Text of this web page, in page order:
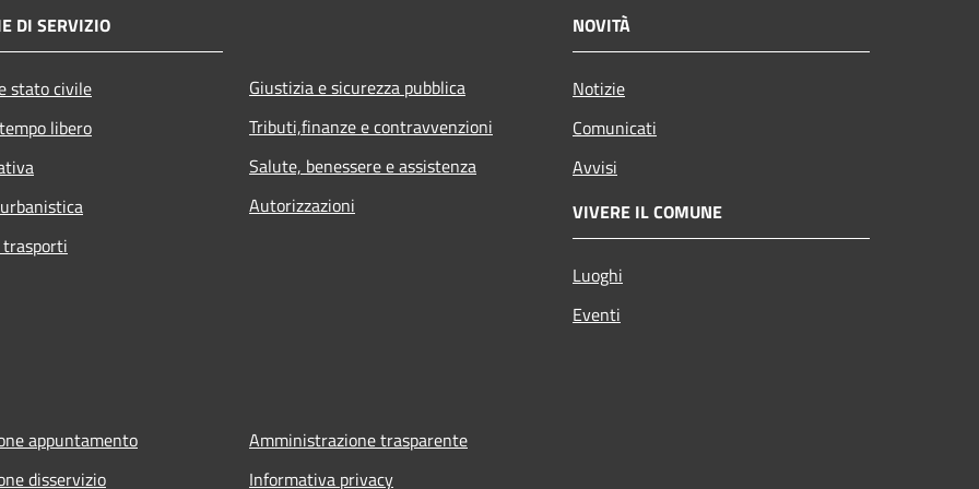
DI SERVIZIO
stato civile
libero
Giustizia e sicurezza pubblica
Tributi,finanze e contravvenzioni
Salute, benessere e assistenza
Autorizzazioni
NOVITÀ
Notizie
Comunicati
Avvisi
VIVERE IL COMUNE
Luoghi
Eventi
appuntamento
disservizio
Amministrazione trasparente
Informativa privacy